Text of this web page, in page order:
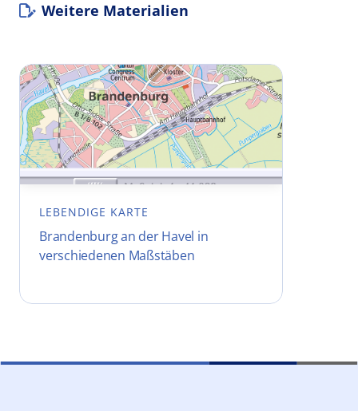
Weitere Materialien
LEBENDIGE KARTE
Brandenburg an der Havel in
verschiedenen Maßstäben